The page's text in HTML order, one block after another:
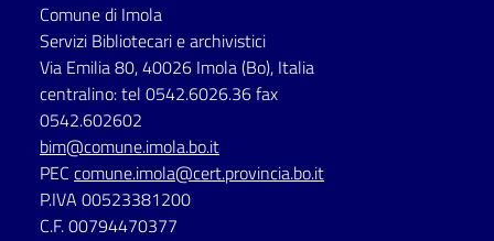
Comune di Imola
Servizi Bibliotecari e archivistici
Via Emilia 80, 40026 Imola (Bo), Italia
centralino: tel 0542.6026.36 fax
0542.602602
bim@comune.imola.bo.it
PEC comune.imola@cert.provincia.bo.it
P.IVA 00523381200
C.F. 00794470377